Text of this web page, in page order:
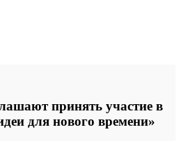
принять участие в
для нового времени»